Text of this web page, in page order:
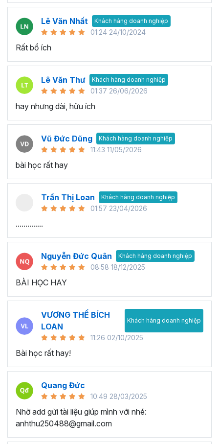
Lê Văn Nhất Khách hàng doanh nghiệp
01:24 24/10/2024
Rất bổ ích
Lê Văn Thư Khách hàng doanh nghiệp
01:37 26/06/2026
hay nhưng dài, hữu ích
Vũ Đức Dũng Khách hàng doanh nghiệp
11:43 11/05/2026
bài học rất hay
Trần Thị Loan Khách hàng doanh nghiệp
01:57 23/04/2026
..............
Nguyễn Đức Quân Khách hàng doanh nghiệp
08:58 18/12/2025
BÀI HỌC HAY
VƯƠNG THẾ BÍCH
LOAN
Khách hàng doanh nghiệp
11:26 02/10/2025
Bài học rất hay!
Quang Đức
10:49 28/03/2025
Nhờ add gửi tài liệu giúp mình với nhé:
anhthu250488@gmail.com